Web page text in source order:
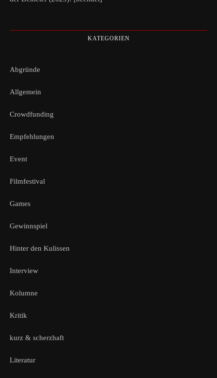
KATEGORIEN
Abgründe
Allgemein
Crowdfunding
Empfehlungen
Event
Filmfestival
Games
Gewinnspiel
Hinter den Kulissen
Interview
Kolumne
Kritik
kurz & scherzhaft
Literatur